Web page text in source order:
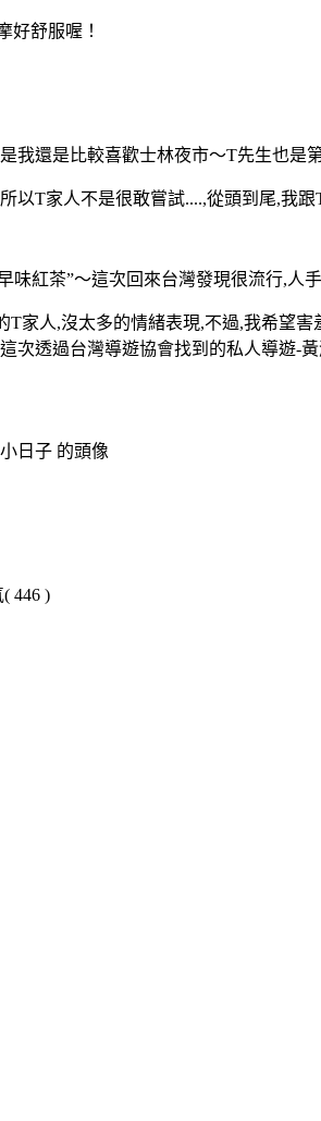
好舒服喔！
我還是比較喜歡士林夜市～T先生也是
以T家人不是很敢嘗試....,從頭到尾,我
味紅茶”～這次回來台灣發現很流行,人
T家人,沒太多的情緒表現,不過,我希望
次透過台灣導遊協會找到的私人導遊-
( 446 )